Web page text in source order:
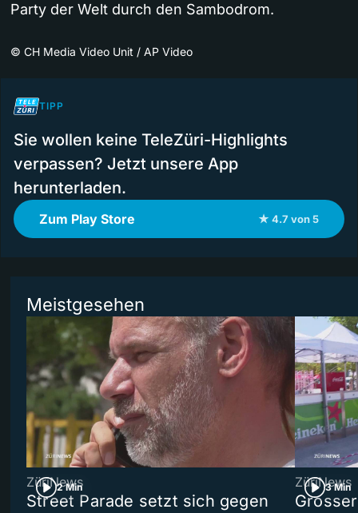
Party der Welt durch den Sambodrom.
© CH Media Video Unit / AP Video
TIPP
Sie wollen keine TeleZüri-Highlights
verpassen? Jetzt unsere App
herunterladen.
Zum Play Store ★ 4.7 von 5
Meistgesehen
2 Min
ZüriNews
Street Parade setzt sich gegen
3 Min
ZüriNews